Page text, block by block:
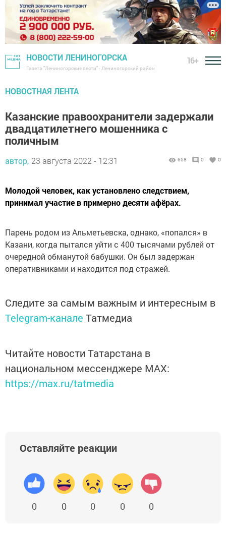
НОВОСТИ ЛЕНИНОГОРСКА
Газета "Лениногорские вести" - Лениногорский район
16+
НОВОСТНАЯ ЛЕНТА
Казанские правоохранители задержали
двадцатилетнего мошенника с
поличным
автор, 23 августа 2022 - 12:31 658 0 0
Молодой человек, как установлено следствием,
принимал участие в примерно десяти афёрах.
Парень родом из Альметьевска, однако, «попался» в
Казани, когда пытался уйти с 400 тысячами рублей от
очередной обманутой бабушки. Он был задержан
оперативниками и находится под стражей.
Следите за самым важным и интересным в
Telegram-канале Татмедиа
Читайте новости Татарстана в
национальном мессенджере MАХ:
https://max.ru/tatmedia
Оставляйте реакции
0 0 0 0 0